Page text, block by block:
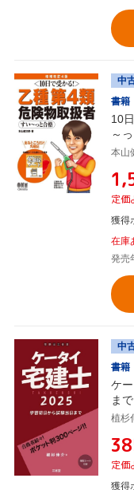
中
書籍
10
～
本山
定価
獲得
在庫
発売
中
書籍
ケ
まで
植杉
定価
獲得